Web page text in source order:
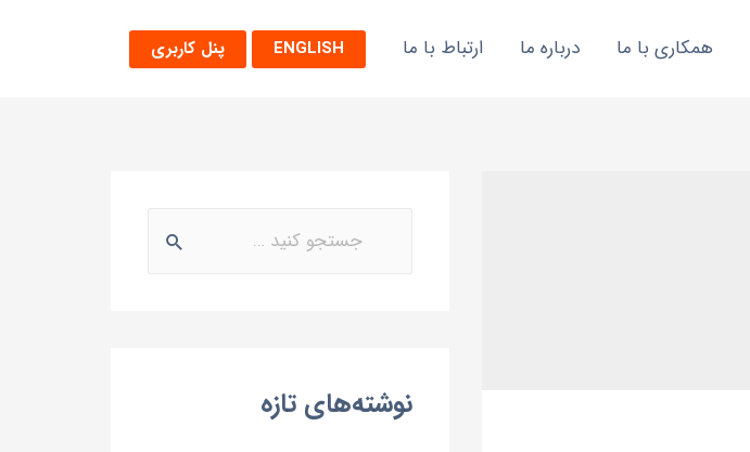
همکاری با ما درباره ما ارتباط با ما ENGLISH پنل کاربری
نوشته‌های تازه